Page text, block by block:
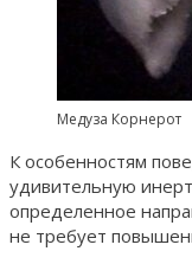
Медуза Корнерот
К особенностям
удивительную
определенное
не требует